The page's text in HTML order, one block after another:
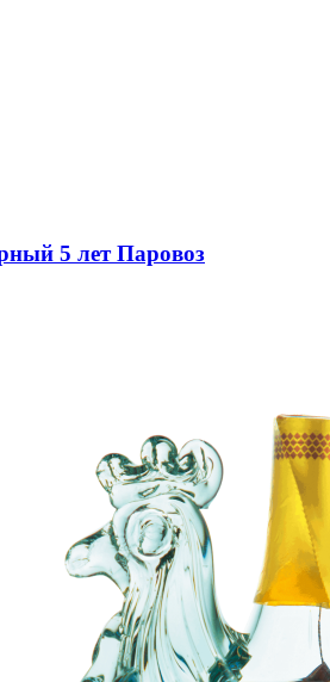
5 лет Паровоз